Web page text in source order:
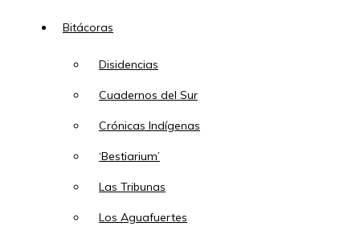
Bitácoras
Disidencias
Cuadernos del Sur
Crónicas Indígenas
‘Bestiarium’
Las Tribunas
Los Aguafuertes